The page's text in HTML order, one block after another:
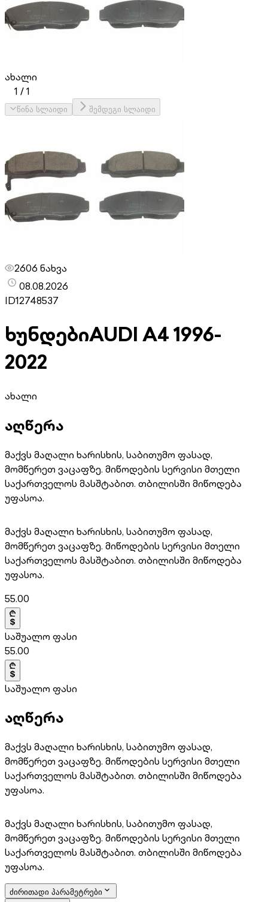
ახალი
1 /1
წინა სლაიდი შემდეგი სლაიდი
2606 ნახვა
08.08.2026
ID12748537
ხუნდებიAUDI A4 1996-
2022
ახალი
აღწერა
მაქვს მაღალი ხარისხის, საბითუმო ფასად,
მომწერეთ ვაცაფზე. მიწოდების სერვისი მთელი
საქართველოს მასშტაბით. თბილისში მიწოდება
უფასოა.
მაქვს მაღალი ხარისხის, საბითუმო ფასად,
მომწერეთ ვაცაფზე. მიწოდების სერვისი მთელი
საქართველოს მასშტაბით. თბილისში მიწოდება
უფასოა.
55.00
საშუალო ფასი
55.00
საშუალო ფასი
აღწერა
მაქვს მაღალი ხარისხის, საბითუმო ფასად,
მომწერეთ ვაცაფზე. მიწოდების სერვისი მთელი
საქართველოს მასშტაბით. თბილისში მიწოდება
უფასოა.
მაქვს მაღალი ხარისხის, საბითუმო ფასად,
მომწერეთ ვაცაფზე. მიწოდების სერვისი მთელი
საქართველოს მასშტაბით. თბილისში მიწოდება
უფასოა.
ძირითადი პარამეტრები